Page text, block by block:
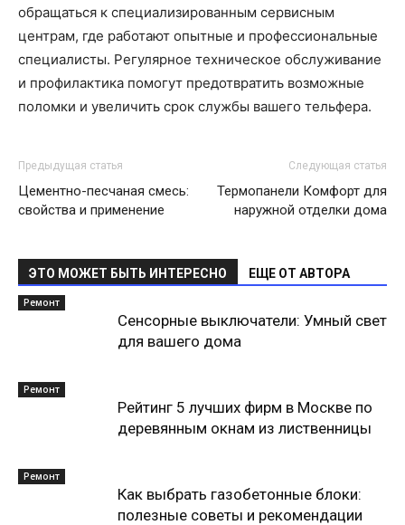
обращаться к специализированным сервисным
центрам, где работают опытные и профессиональные
специалисты. Регулярное техническое обслуживание
и профилактика помогут предотвратить возможные
поломки и увеличить срок службы вашего тельфера.
Предыдущая статья
Цементно-песчаная смесь:
свойства и применение
Следующая статья
Термопанели Комфорт для
наружной отделки дома
ЭТО МОЖЕТ БЫТЬ ИНТЕРЕСНО ЕЩЕ ОТ АВТОРА
Ремонт
Сенсорные выключатели: Умный свет
для вашего дома
Ремонт
Рейтинг 5 лучших фирм в Москве по
деревянным окнам из лиственницы
Ремонт
Как выбрать газобетонные блоки:
полезные советы и рекомендации